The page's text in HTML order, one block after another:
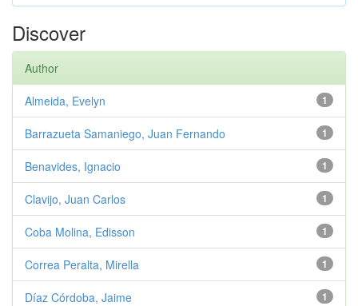
Discover
Author
1
Almeida, Evelyn
1
Barrazueta Samaniego, Juan Fernando
1
Benavides, Ignacio
1
Clavijo, Juan Carlos
1
Coba Molina, Edisson
1
Correa Peralta, Mirella
1
Díaz Córdoba, Jaime